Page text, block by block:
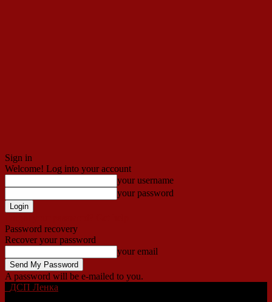
Sign in
Welcome! Log into your account
your username
your password
Password recovery
Recover your password
your email
A password will be e-mailed to you.
ДСП Ленка